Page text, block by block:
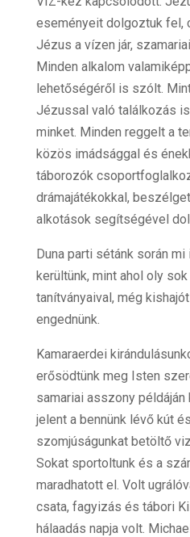
eseményeit dolgoztuk fel,
Jézus a vízen jár,
Minden alkalom
lehetőségéről is szólt.
Jézussal való találkozás
minket. Minden reggelt a
közös imádsággal és
táborozók
drámajátékokkal,
alkotások segítségével
Duna parti sétánk során
kerültünk, mint ahol oly
tanítványaival, még
engednünk.
Kamaraerdei
erősödtünk meg Isten
samariai asszony
jelent a bennünk lévő kút
szomjúságunkat betöltő
Sokat sportoltunk és a
maradhatott el. Volt
csata, fagyizás és tábori
hálaadás napja volt.